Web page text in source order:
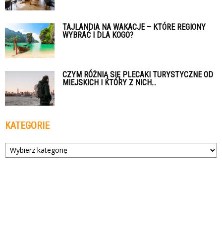
TAJLANDIA NA WAKACJE – KTÓRE REGIONY
WYBRAĆ I DLA KOGO?
CZYM RÓŻNIĄ SIĘ PLECAKI TURYSTYCZNE OD
MIEJSKICH I KTÓRY Z NICH...
KATEGORIE
Kategorie